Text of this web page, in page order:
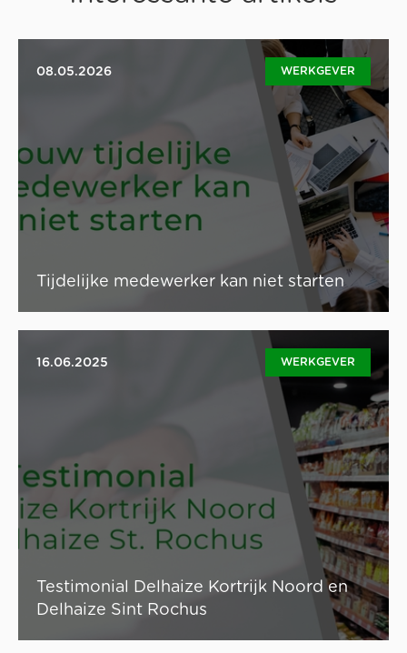
08.05.2026 WERKGEVER
Tijdelijke medewerker kan niet starten
De kans bestaat altijd dat jouw medewerker op het
geplande moment niet kan starten. Mogelijk vanwege
de vermindering van werk, medewerker die last-minute
iets anders op de planning heeft of een medewerker
die ziek wordt. Er zijn het wat redenen waarom een
geplande tewerkstelling niet kan doorgaan.
16.06.2025 WERKGEVER
Testimonial Delhaize Kortrijk Noord en
Delhaize Sint Rochus
Jobstudenten en flexi’s aan de slag in jouw
supermarkt? Personeelskosten vormen vaak een grote,
zoniet de grootste uitdaging voor de rendabiliteit van je
supermarkt. Hoe kan je deze kosten efficiënt
beheersen en tegelijkertijd de kwaliteit van je
dienstverlening waarborgen? Jeroen De Meersseman,
eigenaar van Delhaize Kortrijk St. Rochus en Delhaize
Kortrijk Noord, vertelt hoe hij het aanpakt. We lichten al
een tipje van de sluier op: Update-pro en Superplanner
werken samen om de personeelsplanning in
supermarkten te optimaliseren.
Lees artikel